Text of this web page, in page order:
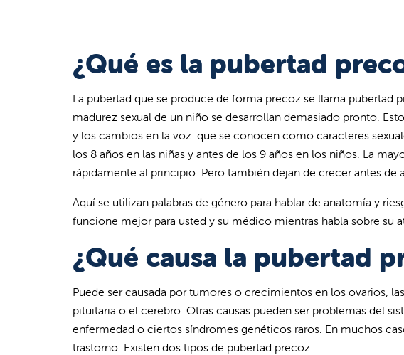
¿Qué es la pubertad
La pubertad que se produce de forma precoz se llama pubertad
madurez sexual de un niño se desarrollan demasiado pronto.
y los cambios en la voz. que se conocen como caracteres
los 8 años en las niñas y antes de los 9 años en los niños. La
rápidamente al principio. Pero también dejan de crecer antes
Aquí se utilizan palabras de género para hablar de anatomía y
funcione mejor para usted y su médico mientras habla sobre su
¿Qué causa la pubertad
Puede ser causada por tumores o crecimientos en los ovarios,
pituitaria o el cerebro. Otras causas pueden ser problemas del
enfermedad o ciertos síndromes genéticos raros. En muchos
trastorno. Existen dos tipos de pubertad precoz: